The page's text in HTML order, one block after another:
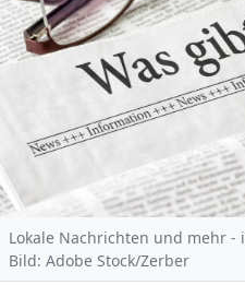
Lokale Nachrichten und mehr
Bild: Adobe Stock/Zerber